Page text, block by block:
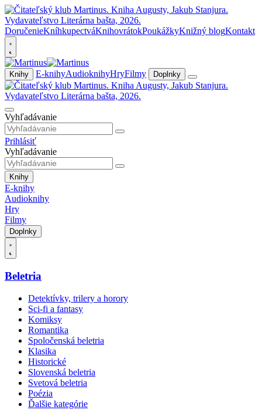
DoručenieKníhkupectváKnihovrátokPoukážkyKnižný blogKontakt
Knihy E-knihyAudioknihyHryFilmy Doplnky
Vyhľadávanie
Prihlásiť
Vyhľadávanie
Knihy
E-knihy
Audioknihy
Hry
Filmy
Doplnky
Beletria
Detektívky, trilery a horory
Sci-fi a fantasy
Komiksy
Romantika
Spoločenská beletria
Klasika
Historické
Slovenská beletria
Svetová beletria
Poézia
Ďalšie kategórie